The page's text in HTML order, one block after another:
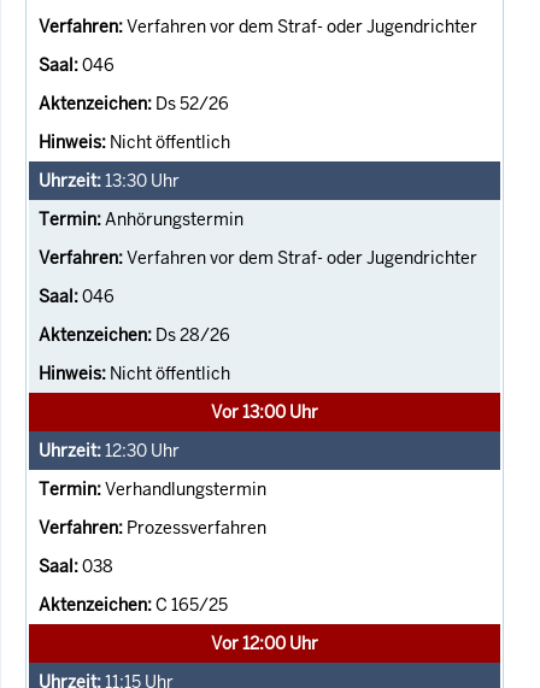
Verfahren vor dem Straf- oder Jugendrichter
046
Ds 52/26
Nicht öffentlich
13:30 Uhr
Anhörungstermin
Verfahren vor dem Straf- oder Jugendrichter
046
Ds 28/26
Nicht öffentlich
Vor 13:00 Uhr
12:30 Uhr
Verhandlungstermin
Prozessverfahren
038
C 165/25
Vor 12:00 Uhr
11:15 Uhr